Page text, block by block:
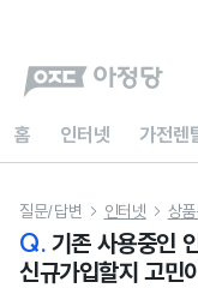
홈 인터넷 가전렌
질문/답변  인터넷  상
Q. 기존 사용중인
신규가입할지 고민